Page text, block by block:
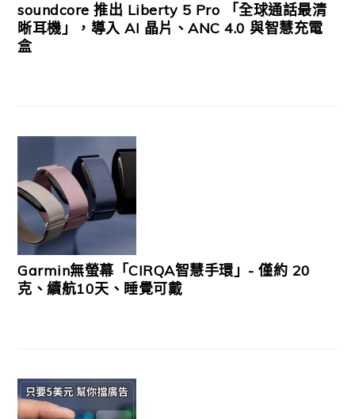
soundcore 推出 Liberty 5 Pro 「全球通話最清
晰耳機」，導入 AI 晶片、ANC 4.0 與智慧充電
盒
Garmin無螢幕「CIRQA智慧手環」- 僅約 20
克、續航10天、睡覺可戴